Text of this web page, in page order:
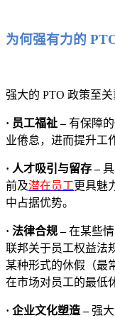
为何强有力的
强大的 PTO 政策至关
· 员工福祉 –有保障
业倦怠，进而提升工
· 人才吸引与留存 –
前及潜在员工更具魅
中占据优势。
· 法律合规 –在某些
联邦关于员工权益法
某种形式的休假（最
在市场对员工的最低
· 企业文化塑造 –强